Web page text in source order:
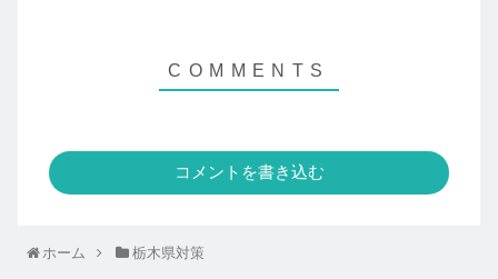
コメントを書き込む
ホーム 栃木県対策